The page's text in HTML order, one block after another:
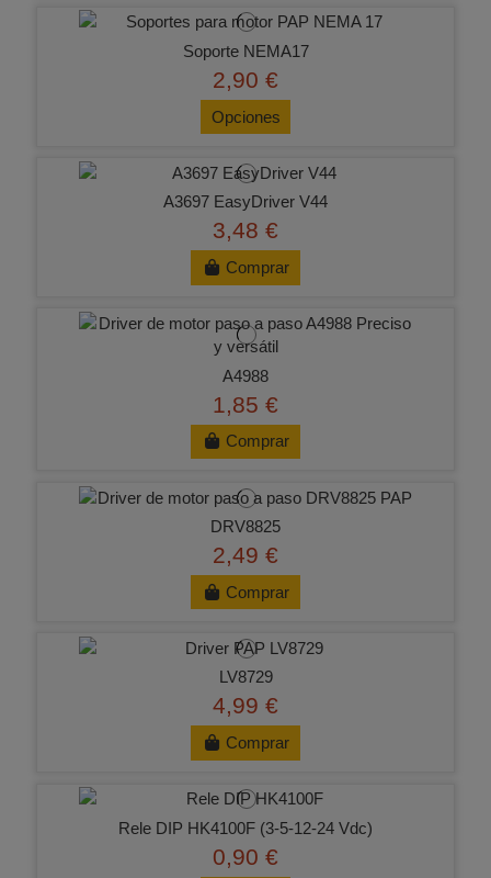
Soporte NEMA17
2,90 €
Opciones
A3697 EasyDriver V44
3,48 €
Comprar
A4988
1,85 €
Comprar
DRV8825
2,49 €
Comprar
LV8729
4,99 €
Comprar
Rele DIP HK4100F (3-5-12-24 Vdc)
0,90 €